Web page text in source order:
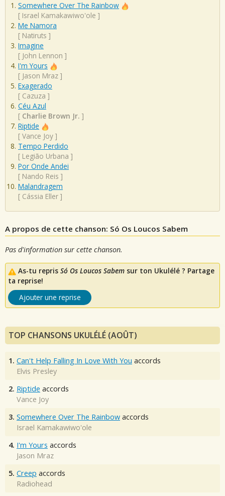
Somewhere Over The Rainbow
[ Israel Kamakawiwo'ole ]
Me Namora
[ Natiruts ]
Imagine
[ John Lennon ]
I'm Yours
[ Jason Mraz ]
Exagerado
[ Cazuza ]
Céu Azul
[ Charlie Brown Jr. ]
Riptide
[ Vance Joy ]
Tempo Perdido
[ Legião Urbana ]
Por Onde Andei
[ Nando Reis ]
Malandragem
[ Cássia Eller ]
A propos de cette chanson: Só Os Loucos Sabem
Pas d'information sur cette chanson.
As-tu repris Só Os Loucos Sabem sur ton Ukulélé ? Partage
ta reprise!
Ajouter une reprise
TOP CHANSONS UKULÉLÉ (AOÛT)
1. Can't Help Falling In Love With You accords
Elvis Presley
2. Riptide accords
Vance Joy
3. Somewhere Over The Rainbow accords
Israel Kamakawiwo'ole
4. I'm Yours accords
Jason Mraz
5. Creep accords
Radiohead